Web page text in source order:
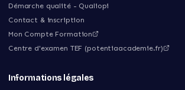
Démarche qualité - Qualiopi
Contact & inscription
Mon Compte Formation
Centre d'examen TEF (potentiaacademie.fr)
Informations légales